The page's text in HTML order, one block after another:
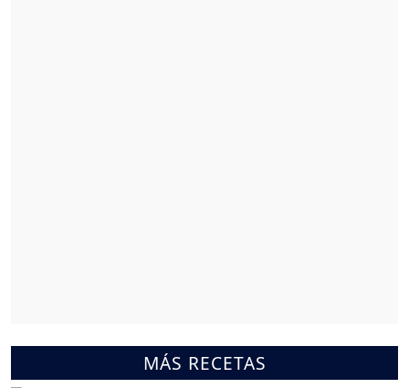
MÁS RECETAS